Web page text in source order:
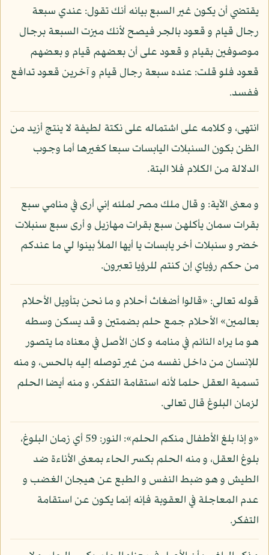
يقتضي أن يكون غير السبع بيانه أنك تقول: عندي سبعة
رجال قيام و قعود بالجر فيصح لأنك ميزت السبعة برجال
موصوفين بقيام و قعود على أن بعضهم قيام و بعضهم
قعود فلو قلت: عنده سبعة رجال قيام و آخرين قعود تدافع
ففسد.
انتهى، و كلامه على اشتماله على نكتة لطيفة لا ينتج أزيد من
الظن بكون السنبلات اليابسات سبعا كغيرها أما وجوب
الدلالة من الكلام فلا البتة.
و معنى الآية: و قال ملك مصر لملئه إني أرى في منامي سبع
بقرات سمان يأكلهن سبع بقرات مهازيل و أرى سبع سنبلات
خضر و سنبلات أخر يابسات يا أيها الملأ بينوا لي ما عندكم
من حكم رؤياي إن كنتم للرؤيا تعبرون.
قوله تعالى: «قالوا أضغاث أحلام و ما نحن بتأويل الأحلام
بعالمين» الأحلام جمع حلم بضمتين و قد يسكن وسطه
هو ما يراه النائم في منامه و كان الأصل في معناه ما يتصور
للإنسان من داخل نفسه من غير توصله إليه بالحس، و منه
تسمية العقل حلما لأنه استقامة التفكر، و منه أيضا الحلم
لزمان البلوغ قال تعالى.
«و إذا بلغ الأطفال منكم الحلم»: النور: 59 أي زمان البلوغ،
بلوغ العقل، و منه الحلم بكسر الحاء بمعنى الأناءة ضد
الطيش و هو ضبط النفس و الطبع عن هيجان الغضب و
عدم المعاجلة في العقوبة فإنه إنما يكون عن استقامة
التفكر.